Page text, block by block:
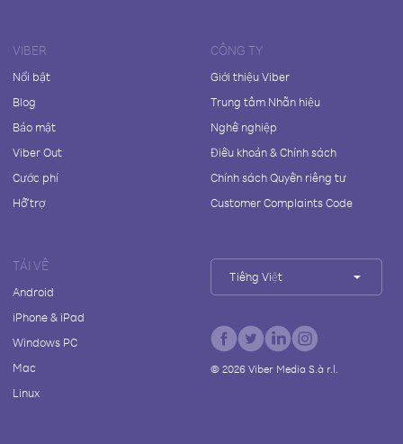
VIBER
Nổi bật
Blog
Bảo mật
Viber Out
Cước phí
Hỗ trợ
CÔNG TY
Giới thiệu Viber
Trung tâm Nhãn hiệu
Nghề nghiệp
Điều khoản & Chính sách
Chính sách Quyền riêng tư
Customer Complaints Code
TẢI VỀ
Android
iPhone & iPad
Windows PC
Mac
Linux
Tiếng Việt
© 2026Viber Media S.à r.l.